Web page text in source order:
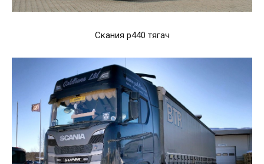
Скания р440 тягач